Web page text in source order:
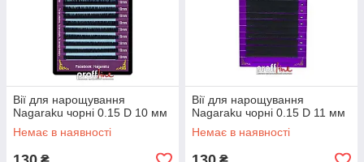
Вії для нарощування
Nagaraku чорні 0.15 D 10 мм
Немає в наявності
Вії для нарощування
Nagaraku чорні 0.15 D 11 мм
Немає в наявності